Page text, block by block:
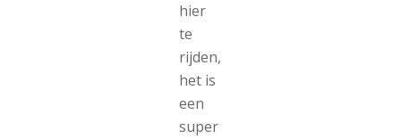
hier
te
rijden,
het is
een
super